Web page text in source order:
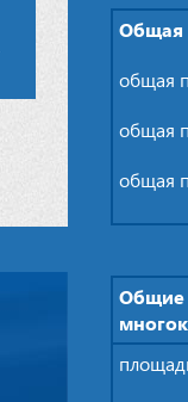
Общая
общая
общая
общая
Общие